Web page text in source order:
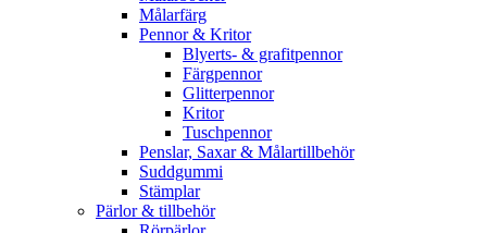
Målarfärg
Pennor & Kritor
Blyerts- & grafitpennor
Färgpennor
Glitterpennor
Kritor
Tuschpennor
Penslar, Saxar & Målartillbehör
Suddgummi
Stämplar
Pärlor & tillbehör